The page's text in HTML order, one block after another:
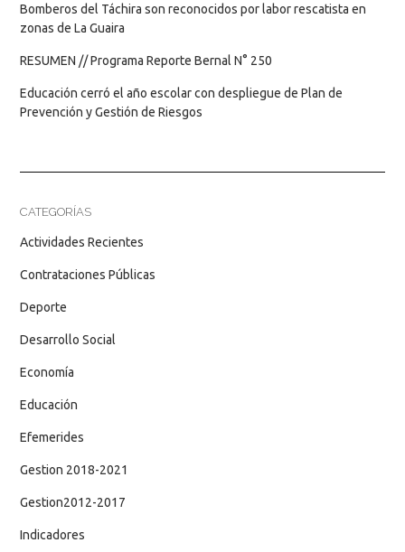
Bomberos del Táchira son reconocidos por labor rescatista en
zonas de La Guaira
RESUMEN // Programa Reporte Bernal N° 250
Educación cerró el año escolar con despliegue de Plan de
Prevención y Gestión de Riesgos
CATEGORÍAS
Actividades Recientes
Contrataciones Públicas
Deporte
Desarrollo Social
Economía
Educación
Efemerides
Gestion 2018-2021
Gestion2012-2017
Indicadores